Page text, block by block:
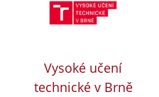
Vysoké učení
technické v Brně